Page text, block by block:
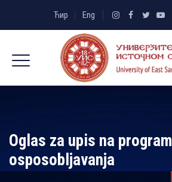
Ћир Eng
Oglas za upis na program
osposobljavanja